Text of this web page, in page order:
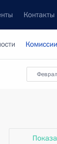
Контакты